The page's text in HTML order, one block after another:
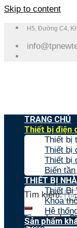
Skip to content
H5, Đường C4,
Tìm kiếm:
Tìm nhanh:
TRANG CHỦ
Thiết bị điện
Thiết bị
Thiết bị
Thiết bị
Biến
THIẾT BỊ
Thiết Bị
Khóa
Hệ
Sản phẩm